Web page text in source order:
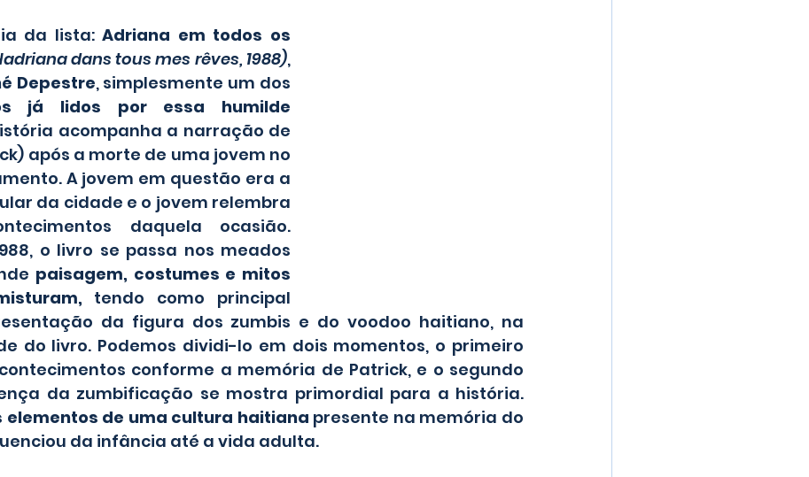
da lista: Adriana em todos os
dans tous mes rêves, 1988),
Depestre
já lidos por essa humilde
acompanha a narração de
após a morte de uma jovem no
A jovem em questão era a
da cidade e o jovem relembra
daquela ocasião.
o livro se passa nos meados
paisagem, costumes e mitos
tendo como principal
da figura dos zumbis e do voodoo haitiano, na
do livro. Podemos dividi-lo em dois momentos, o primeiro
conforme a memória de Patrick, e o segundo
da zumbificação se mostra primordial para a história.
elementos de uma cultura haitiana presente na memória do
da infância até a vida adulta.